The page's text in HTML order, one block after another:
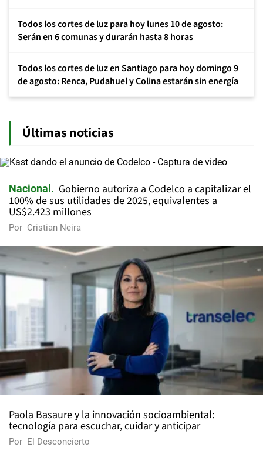
Todos los cortes de luz para hoy lunes 10 de agosto:
Serán en 6 comunas y durarán hasta 8 horas
Todos los cortes de luz en Santiago para hoy domingo 9
de agosto: Renca, Pudahuel y Colina estarán sin energía
Últimas noticias
Nacional
Gobierno autoriza a Codelco a capitalizar el
100% de sus utilidades de 2025, equivalentes a
US$2.423 millones
Por Cristian Neira
Paola Basaure y la innovación socioambiental:
tecnología para escuchar, cuidar y anticipar
Por El Desconcierto